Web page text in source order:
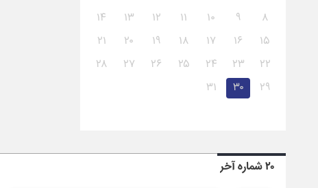
۸
۹ ۱۰ ۱۱ ۱۲ ۱۳
۱۴
۱۵
۱۶ ۱۷ ۱۸ ۱۹ ۲۰
۲۱
۲۲
۲۳ ۲۴ ۲۵ ۲۶ ۲۷
۲۸
۲۹
۳۰ ۳۱
۲۰ شماره آخر